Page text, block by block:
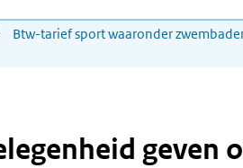
Btw-tarief sport waaronder
geven